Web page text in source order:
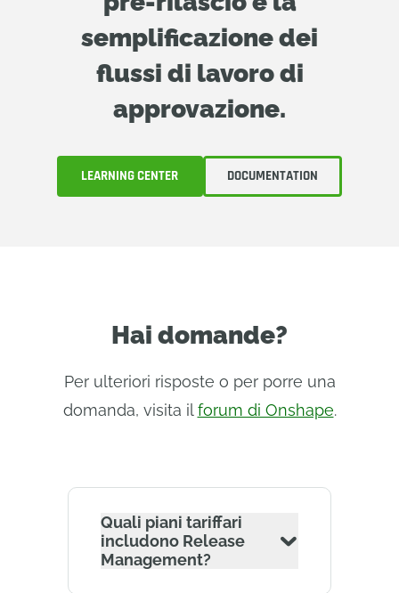
semplificazione dei
flussi di lavoro di
approvazione.
LEARNING CENTER DOCUMENTATION
Hai domande?
Per ulteriori risposte o per porre una
domanda, visita ilforum di Onshape.
Quali piani tariffari
includono Release
Management?